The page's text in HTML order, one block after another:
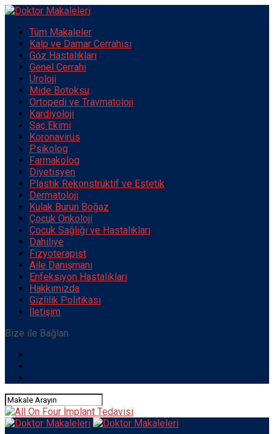
Tüm Makaleler
Kalp ve Damar Cerrahisi
Göz Hastalıkları
Genel Cerrahi
Üroloji
Mide Botoksu
Ortopedi ve Travmatoloji
Kardiyoloji
Saç Ekimi
Koronavirüs
Psikolog
Farmakolog
Diyetisyen
Plastik Rekonstrüktif ve Estetik
Dermatoloji
Kulak Burun Boğaz
Çocuk Onkoloji
Çocuk Sağlığı ve Hastalıkları
Dahiliye
Fizyoterapist
Aile Danışmanı
Enfeksiyon Hastalıkları
Hakkımızda
Gizlilik Politikası
İletişim
Bize ile Bağlan